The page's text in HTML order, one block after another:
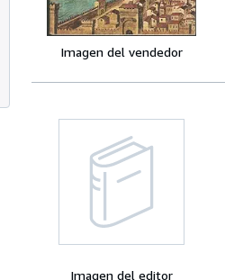
Imagen del vendedor
Imagen del editor